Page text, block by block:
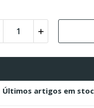
Últimos artigos em